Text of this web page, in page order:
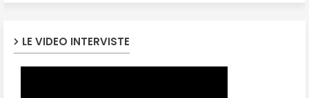
LE VIDEO INTERVISTE